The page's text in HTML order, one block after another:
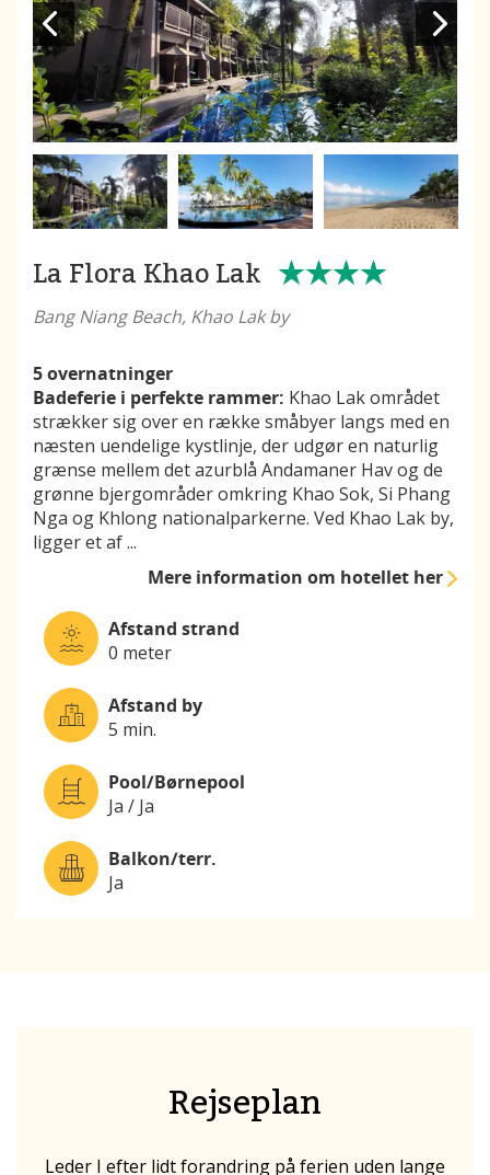
La Flora Khao Lak
Bang Niang Beach, Khao Lak by
5 overnatninger
Badeferie i perfekte rammer: Khao Lak området
strækker sig over en række småbyer langs med en
næsten uendelige kystlinje, der udgør en naturlig
grænse mellem det azurblå Andamaner Hav og de
grønne bjergområder omkring Khao Sok, Si Phang
Nga og Khlong nationalparkerne. Ved Khao Lak by,
ligger et af...
Mere informationom hotellet her
Afstand strand
0 meter
Afstand by
5 min.
Pool/Børnepool
Ja / Ja
Balkon/terr.
Ja
Rejseplan
Leder I efter lidt forandring på ferien uden lange